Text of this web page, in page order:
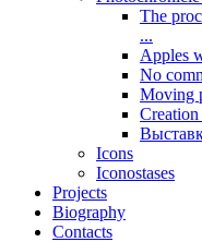
The
...
Apples
No
Moving
Icons
Iconostases
Projects
Biography
Сontacts